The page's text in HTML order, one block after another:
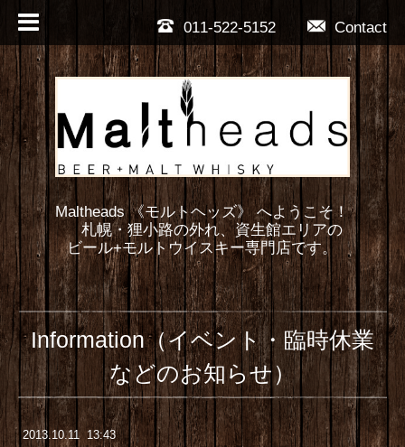
Contact
011-522-5152
Maltheads 《モルトヘッズ》 へようこそ！
札幌・狸小路の外れ、資生館エリアの
ビール+モルトウイスキー専門店です。
Information（イベント・臨時休業
などのお知らせ）
2013.10.11 13:43